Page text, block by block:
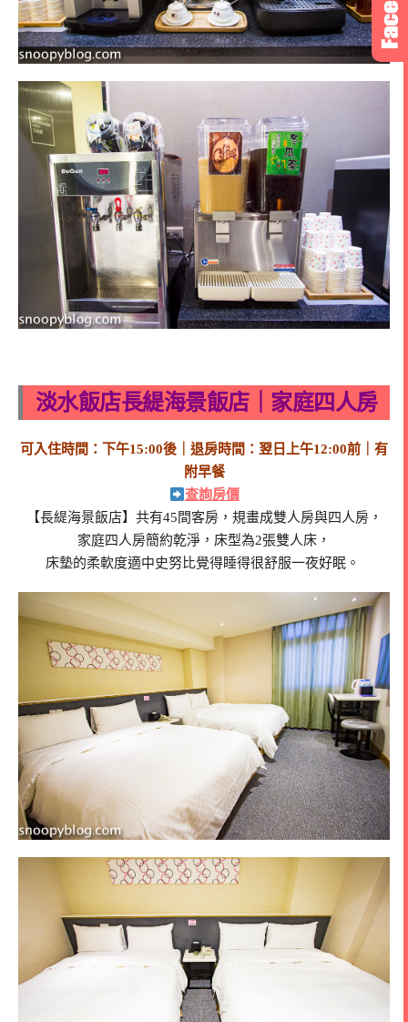
淡水飯店長緹海景飯店｜家庭四人房
可入住時間：下午15:00後｜退房時間：翌日上午12:00前｜有
附早餐
查詢房價
【長緹海景飯店】共有45間客房，規畫成雙人房與四人房，
家庭四人房簡約乾淨，床型為2張雙人床，
床墊的柔軟度適中史努比覺得睡得很舒服一夜好眠。